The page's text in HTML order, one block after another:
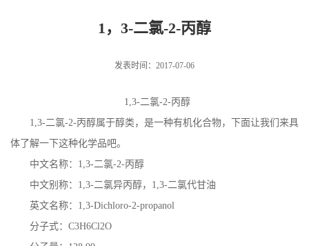
1，3-二氯-2-丙醇
发表时间：2017-07-06
1,3-二氯-2-丙醇
1,3-二氯-2-丙醇属于醇类，是一种有机化合物，下面让我们来具
体了解一下这种化学品吧。
中文名称： 1,3-二氯-2-丙醇
中文别称： 1,3-二氯异丙醇， 1,3-二氯代甘油
英文名称： 1,3-Dichloro-2-propanol
分子式： C3H6Cl2O